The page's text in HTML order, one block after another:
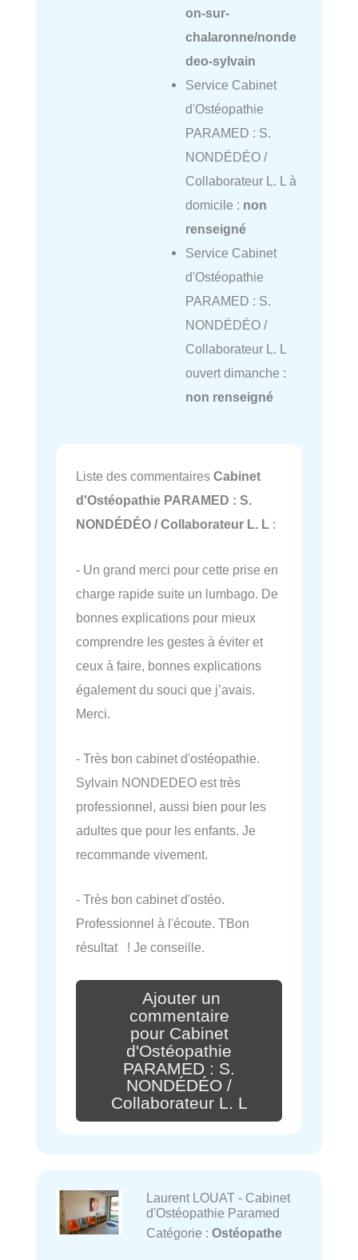
on-sur-
chalaronne/nonde
deo-sylvain
Service Cabinet
d'Ostéopathie
PARAMED : S.
NONDÉDÉO /
Collaborateur L. L à
domicile : non
renseigné
Service Cabinet
d'Ostéopathie
PARAMED : S.
NONDÉDÉO /
Collaborateur L. L
ouvert dimanche :
non renseigné
Liste des commentaires Cabinet
d'Ostéopathie PARAMED : S.
NONDÉDÉO / Collaborateur L. L :
- Un grand merci pour cette prise en
charge rapide suite un lumbago. De
bonnes explications pour mieux
comprendre les gestes à éviter et
ceux à faire, bonnes explications
également du souci que j’avais.
Merci.
- Très bon cabinet d'ostéopathie.
Sylvain NONDEDEO est très
professionnel, aussi bien pour les
adultes que pour les enfants. Je
recommande vivement.
- Très bon cabinet d'ostéo.
Professionnel à l'écoute. TBon
résultat ! Je conseille.
Ajouter un
commentaire
pour Cabinet
d'Ostéopathie
PARAMED : S.
NONDÉDÉO /
Collaborateur L. L
Laurent LOUAT - Cabinet
d'Ostéopathie Paramed
Catégorie : Ostéopathe